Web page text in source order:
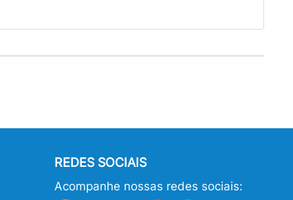
REDES SOCIAIS
Acompanhe nossas redes sociais: